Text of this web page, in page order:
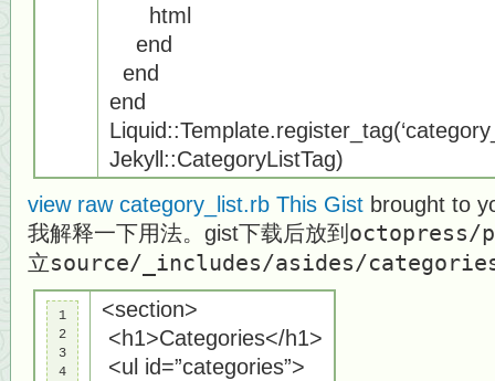
html
end
end
end
Jekyll::CategoryListTag)
view raw category_list.rb This Gist brought to
我解释一下用法。gist下载后放到 octopress/
立source/_includes/asides/
1
2
3
4
<section>
<h1>Categories</h1>
<ul id=”categories”>